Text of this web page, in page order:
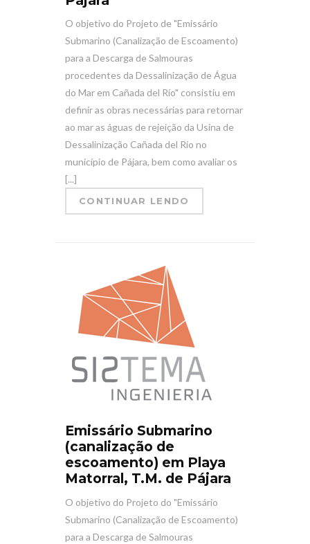
O objetivo do Projeto de "Emissário
Submarino (Canalização de Escoamento)
para a Descarga de Salmouras
procedentes da Dessalinização de Água
do Mar em Cañada del Río" consistiu em
definir as obras necessárias para retornar
ao mar as águas de rejeição da Usina de
Dessalinização Cañada del Río no
município de Pájara, bem como avaliar os
[...]
CONTINUAR LENDO
Emissário Submarino
(canalização de
escoamento) em Playa
Matorral, T.M. de Pájara
O objetivo do Projeto do "Emissário
Submarino (Canalização de Escoamento)
para a Descarga de Salmouras